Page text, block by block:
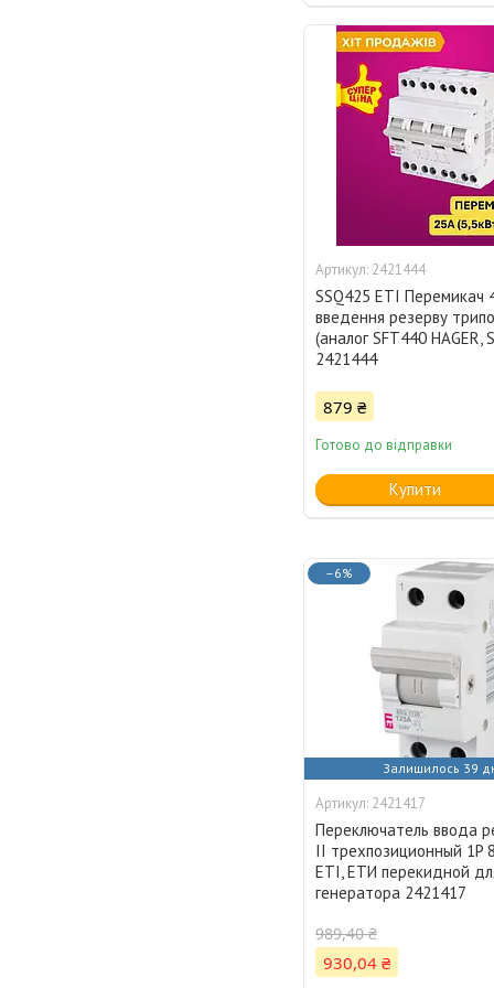
2421444
SSQ425 ETI Перемикач
введення резерву
(аналог SFT440 HAGER,
2421444
879 ₴
Готово до відправки
Купити
–6%
Залишилось 39
2421417
Переключатель ввода
II трехпозиционный 1P
ETI, ЕТИ перекидной
генератора 2421417
989,40 ₴
930,04 ₴